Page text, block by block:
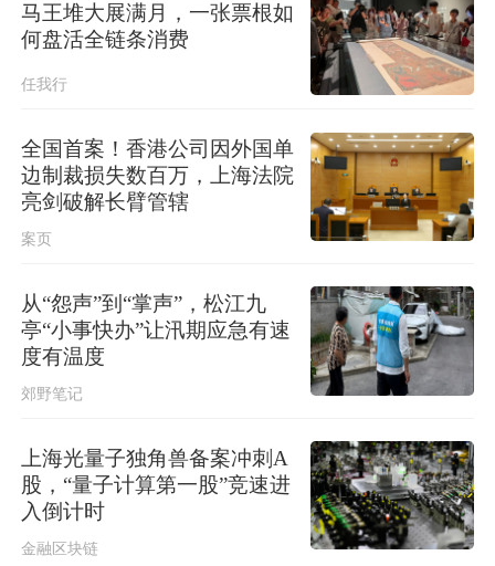
关于对派拓公司在华销售产品启动网
络安全审查的公告
进入48小时台风警戒线
任前公示半年后，胡瑞连主动投案
稳现实威胁，必须高度警惕
马王堆大展满月，一张票根如
何盘活全链条消费
任我行
全国首案！香港公司因外国单
边制裁损失数百万，上海法院
亮剑破解长臂管辖
案页
从“怨声”到“掌声”，松江九
亭“小事快办”让汛期应急有速
度有温度
郊野笔记
上海光量子独角兽备案冲刺A
股，“量子计算第一股”竞速进
入倒计时
金融区块链